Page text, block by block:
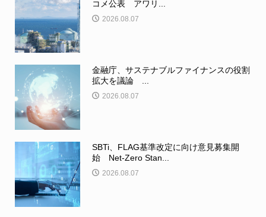
コメ公表 アワリ...
2026.08.07
金融庁、サステナブルファイナンスの役割
拡大を議論 ...
2026.08.07
SBTi、FLAG基準改定に向け意見募集開
始 Net-Zero Stan...
2026.08.07